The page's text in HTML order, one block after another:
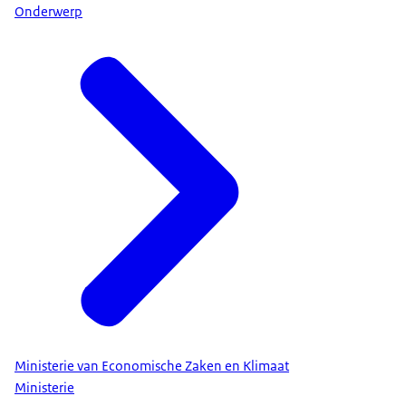
Onderwerp
Ministerie van Economische Zaken en Klimaat
Ministerie